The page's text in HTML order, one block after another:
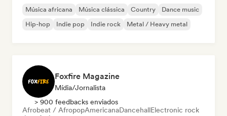
Música africana Música clássica Country
Dance music
Hip-hop
Indie pop Indie rock Metal / Heavy metal
Foxfire Magazine
Mídia/Jornalista
> 900 feedbacks enviados
Afrobeat / AfropopAmericanaDancehallElectronic rock